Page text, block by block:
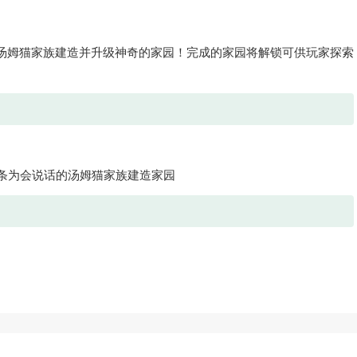
猫家族建造并升级神奇的家园！完成的家园将解锁可供玩家探索
为会说话的汤姆猫家族建造家园